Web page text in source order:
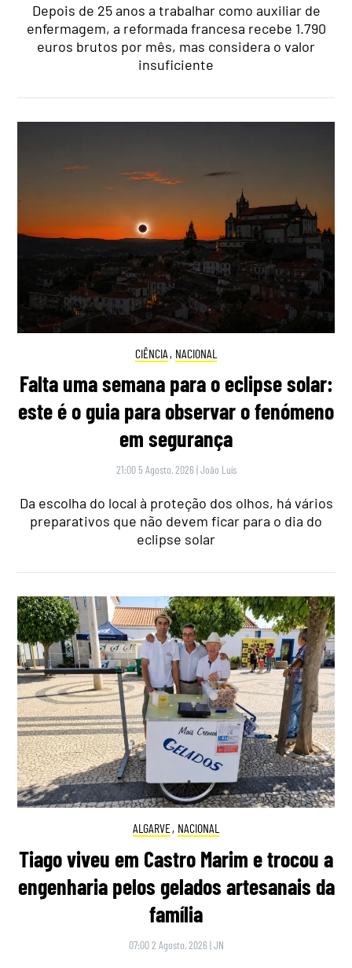
Depois de 25 anos a trabalhar como auxiliar de
enfermagem, a reformada francesa recebe 1.790
euros brutos por mês, mas considera o valor
insuficiente
CIÊNCIA , NACIONAL
Falta uma semana para o eclipse solar:
este é o guia para observar o fenómeno
em segurança
21:00 5 Agosto, 2026 |João Luís
Da escolha do local à proteção dos olhos, há vários
preparativos que não devem ficar para o dia do
eclipse solar
ALGARVE, NACIONAL
Tiago viveu em Castro Marim e trocou a
engenharia pelos gelados artesanais da
família
07:00 2 Agosto, 2026 |JN